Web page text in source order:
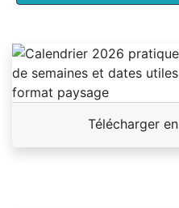
Télécharger en